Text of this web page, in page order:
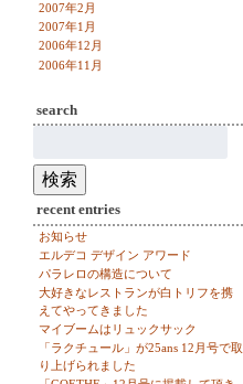
2007年2月
2007年1月
2006年12月
2006年11月
search
索:
検索
recent entries
お知らせ
エルデコ デザイン アワード
パラレロの構造について
大好きなレストランが白トリフを携
えてやってきました
マイブームはリュックサック
「ラクチュール」が25ans 12月号で取
り上げられました